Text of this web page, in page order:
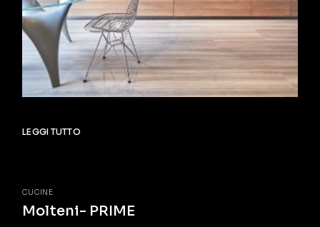
LEGGI TUTTO
CUCINE
Molteni- PRIME